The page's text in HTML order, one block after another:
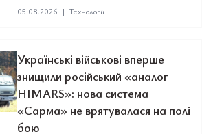
05.08.2026 | Технології
Українські військові вперше
знищили російський «аналог
HIMARS»: нова система
«Сарма» не врятувалася на полі
бою